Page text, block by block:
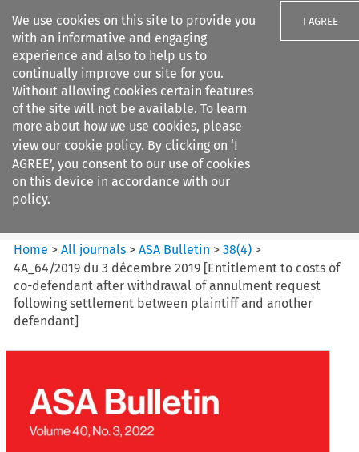
We use cookies on this site to provide you
with an informative and engaging
experience and also to help us to
continually improve our site for you.
Without allowing cookies certain features
of the site will not be available. To learn
more about how we use cookies, please
view our cookie policy. By clicking on ‘I
AGREE’, you consent to our use of cookies
on this device in accordance with our
policy.
I AGREE
Search filters
ASA Bulletin
Home >All journals >ASA Bulletin >38(4) >
4A_64/2019 du 3 décembre 2019 [Entitlement to costs of
co-defendant after withdrawal of annulment request
following settlement between plaintiff and another
defendant]